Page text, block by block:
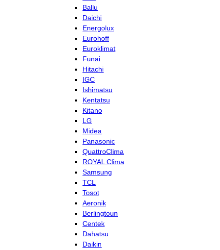
Ballu
Daichi
Energolux
Eurohoff
Euroklimat
Funai
Hitachi
IGC
Ishimatsu
Kentatsu
Kitano
LG
Midea
Panasonic
QuattroClima
ROYAL Clima
Samsung
TCL
Tosot
Aeronik
Berlingtoun
Centek
Dahatsu
Daikin